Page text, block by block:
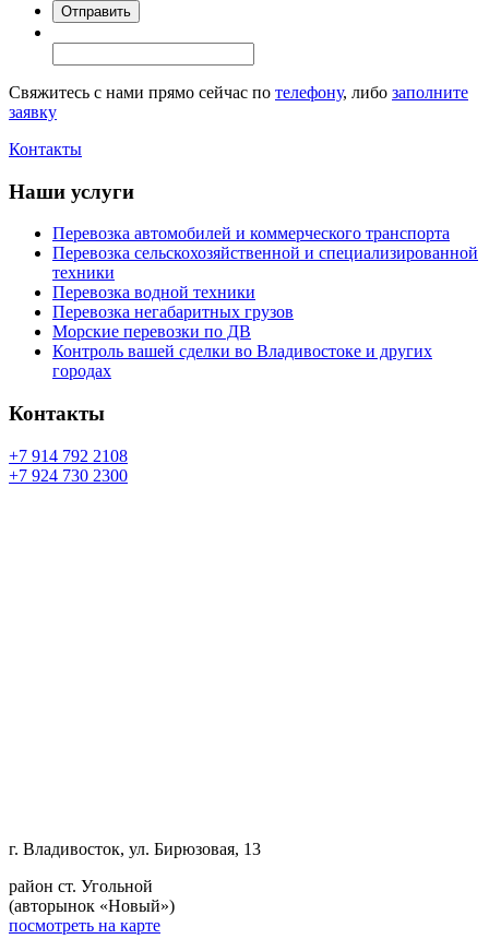
Свяжитесь с нами прямо сейчас по телефону, либо заполните
заявку
Контакты
Наши услуги
Перевозка автомобилей и коммерческого транспорта
Перевозка сельскохозяйственной и специализированной
техники
Перевозка водной техники
Перевозка негабаритных грузов
Морские перевозки по ДВ
Контроль вашей сделки во Владивостоке и других
городах
Контакты
+7 914 792 2108
+7 924 730 2300
г. Владивосток, ул. Бирюзовая, 13
район ст. Угольной
(авторынок «Новый»)
посмотреть на карте